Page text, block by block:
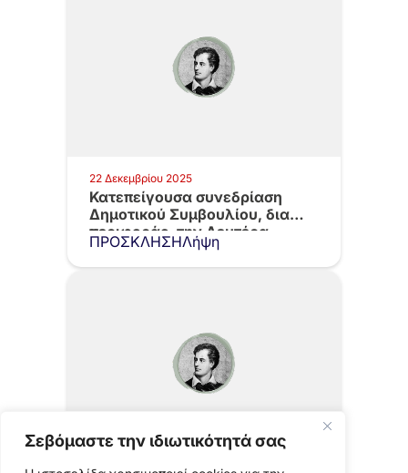
Σεβόμαστε την ιδιωτικότητά σας
22 Δεκεμβρίου 2025
Κατεπείγουσα συνεδρίαση
Δημοτικού Συμβουλίου, δια
περιφοράς, την Δευτέρα
22.12.2025 με…
ΠΡΟΣΚΛΗΣΗΛήψη